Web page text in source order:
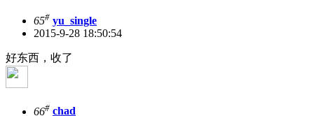
65# yu_single
2015-9-28 18:50:54
好东西，收了
66# chad